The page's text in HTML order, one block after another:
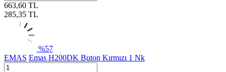
663,60 TL
285,35 TL
%57
EMAS Emas H200DK Buton Kırmızı 1 Nk